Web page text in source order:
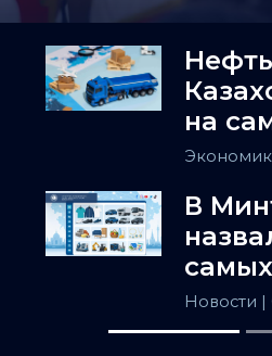
на
Азию
В
самых
Новости |